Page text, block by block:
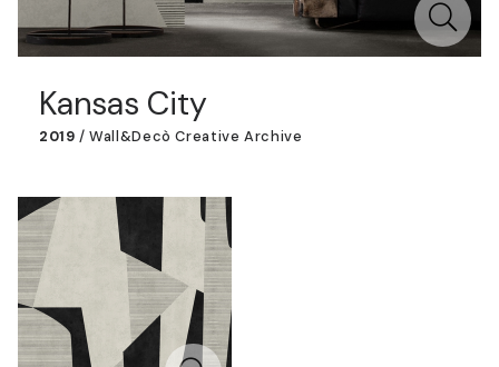
Kansas City
2019 / Wall&decò Creative Archive